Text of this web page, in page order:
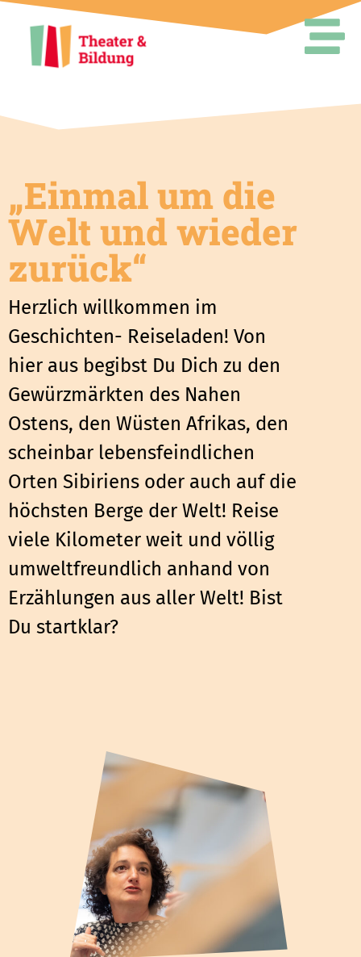
„Einmal um die
Welt und wieder
zurück“
Herzlich willkommen im
Geschichten- Reiseladen! Von
hier aus begibst Du Dich zu den
Gewürzmärkten des Nahen
Ostens, den Wüsten Afrikas, den
scheinbar lebensfeindlichen
Orten Sibiriens oder auch auf die
höchsten Berge der Welt! Reise
viele Kilometer weit und völlig
umweltfreundlich anhand von
Erzählungen aus aller Welt! Bist
Du startklar?